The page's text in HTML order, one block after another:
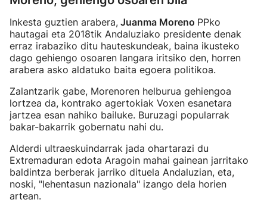
Inkesta guztien arabera, Juanma Moreno PPko
hautagai eta 2018tik Andaluziako presidente denak
erraz irabaziko ditu hauteskundeak, baina ikusteko
dago gehiengo osoaren langara iritsiko den, horren
arabera asko aldatuko baita egoera politikoa.
Zalantzarik gabe, Morenoren helburua gehiengoa
lortzea da, kontrako agertokiak Voxen esanetara
jartzea esan nahiko bailuke. Buruzagi popularrak
bakar-bakarrik gobernatu nahi du.
Alderdi ultraeskuindarrak jada ohartarazi du
Extremaduran edota Aragoin mahai gainean jarritako
baldintza berberak jarriko dituela Andaluzian, eta,
noski, "lehentasun nazionala" izango dela horien
artean.